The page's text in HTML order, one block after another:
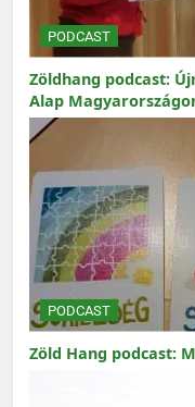
PODCAST
Zöldhang podcast:
Alap
PODCAST
Zöld Hang podcast: